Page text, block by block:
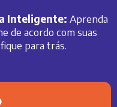
Inteligente: Aprenda
de acordo com suas
para trás.